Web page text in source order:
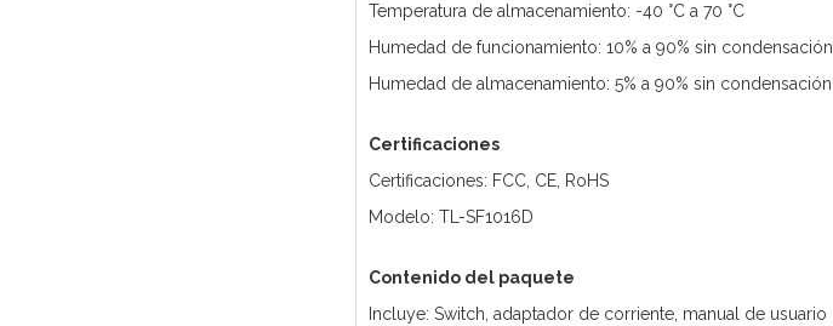
Temperatura de almacenamiento: -40 °C a 70 °C
Humedad de funcionamiento: 10% a 90% sin condensación
Humedad de almacenamiento: 5% a 90% sin condensación
Certificaciones
Certificaciones: FCC, CE, RoHS
Modelo: TL-SF1016D
Contenido del paquete
Incluye: Switch, adaptador de corriente, manual de usuario